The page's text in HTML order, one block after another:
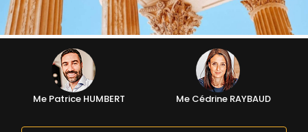
Me Patrice HUMBERT Me Cédrine RAYBAUD